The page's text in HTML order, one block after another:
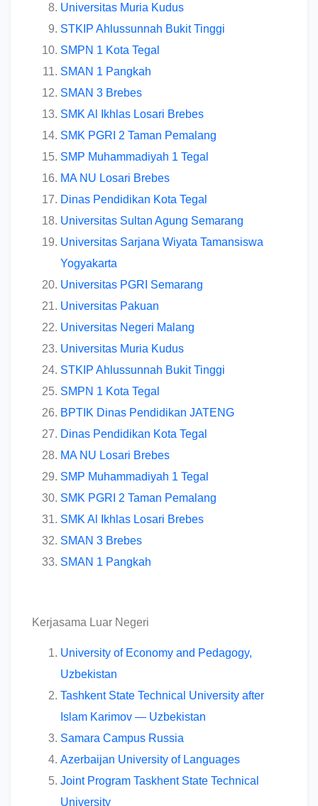
Universitas Muria Kudus
STKIP Ahlussunnah Bukit Tinggi
SMPN 1 Kota Tegal
SMAN 1 Pangkah
SMAN 3 Brebes
SMK Al Ikhlas Losari Brebes
SMK PGRI 2 Taman Pemalang
SMP Muhammadiyah 1 Tegal
MA NU Losari Brebes
Dinas Pendidikan Kota Tegal
Universitas Sultan Agung Semarang
Universitas Sarjana Wiyata Tamansiswa
Yogyakarta
Universitas PGRI Semarang
Universitas Pakuan
Universitas Negeri Malang
Universitas Muria Kudus
STKIP Ahlussunnah Bukit Tinggi
SMPN 1 Kota Tegal
BPTIK Dinas Pendidikan JATENG
Dinas Pendidikan Kota Tegal
MA NU Losari Brebes
SMP Muhammadiyah 1 Tegal
SMK PGRI 2 Taman Pemalang
SMK Al Ikhlas Losari Brebes
SMAN 3 Brebes
SMAN 1 Pangkah
Kerjasama Luar Negeri
University of Economy and Pedagogy,
Uzbekistan
Tashkent State Technical University after
Islam Karimov — Uzbekistan
Samara Campus Russia
Azerbaijan University of Languages
Joint Program Taskhent State Technical
University